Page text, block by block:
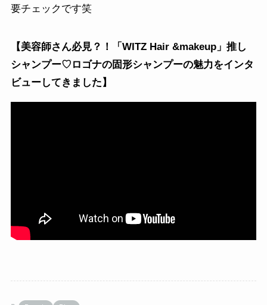
要チェックです笑
【美容師さん必見？！「WITZ Hair &makeup」推し
シャンプー♡ロゴナの固形シャンプーの魅力をインタ
ビューしてきました】